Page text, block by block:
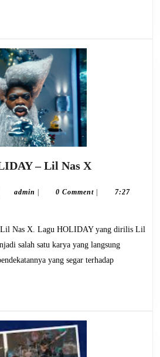
– Lil Nas XMakna
HOLIDAY
Nas
X
admin admin 0 Comment
7:27
salah satu karya yang langsung
yang segar terhadap